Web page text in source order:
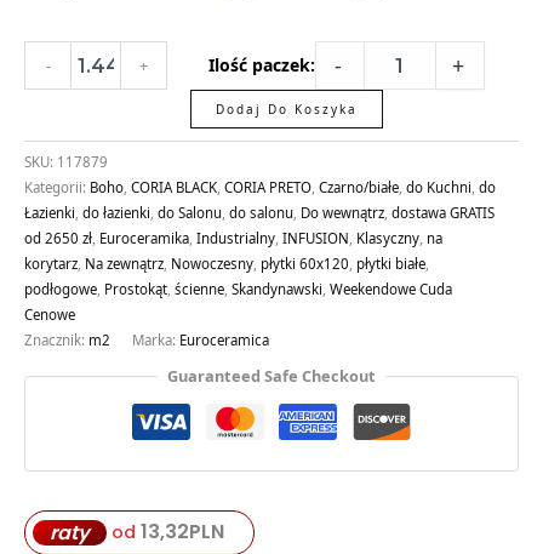
- + Ilość paczek: - +
Dodaj Do Koszyka
SKU: 117879
Kategorii: Boho CORIA BLACK CORIA PRETO Czarno/białe do Kuchni do
Łazienki do łazienki do Salonu do salonu Do wewnątrz dostawa GRATIS
od 2650 zł Euroceramika Industrialny INFUSION Klasyczny na
korytarz Na zewnątrz Nowoczesny płytki 60x120 płytki białe
podłogowe Prostokąt ścienne Skandynawski Weekendowe Cuda
Cenowe
Znacznik: m2 Marka: Euroceramica
Guaranteed Safe Checkout
raty od 13,32PLN